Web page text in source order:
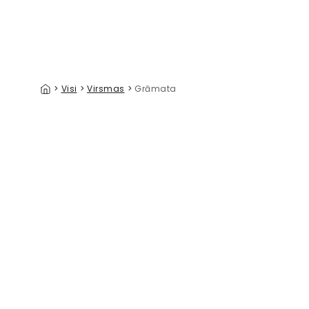
> Visi > Virsmas > Grāmata